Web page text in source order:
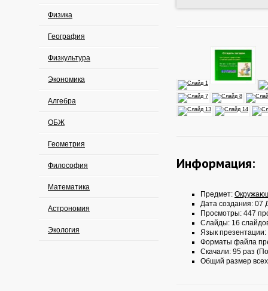
Физика
География
Физкультура
Экономика
Алгебра
ОБЖ
Геометрия
Философия
Математика
Астрономия
Экология
Информация:
Предмет:
Дата создания: 07
Просмотры: 447
Слайды: 16
Язык презентации:
Форматы файла
Скачали: 95 раз
Общий размер